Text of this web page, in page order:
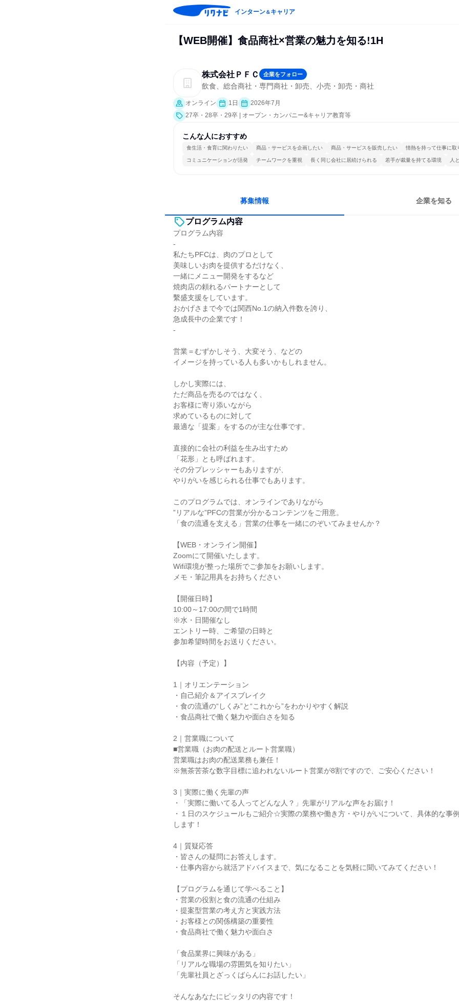
インターン＆キャリア
【WEB開催】食品商社×営業の魅力を知る!1H
株式会社ＰＦＣ 企業をフォロー
飲食、総合商社・専門商社・卸売、小売・卸売・商社
オンライン 1日
2026年7月
27卒・28卒・29卒 | オープン・カンパニー&キャリア教育等
こんな人におすすめ
食生活・食育に関わりたい 商品・サービスを企画したい 商品・サービスを販売したい 情熱を持って仕事に取
コミュニケーションが活発 チームワークを重視 長く同じ会社に居続けられる 若手が裁量を持てる環境 人
募集情報 企業を知る
プログラム内容
プログラム内容
-
私たちPFCは、肉のプロとして
美味しいお肉を提供するだけなく、
一緒にメニュー開発をするなど
焼肉店の頼れるパートナーとして
繫盛支援をしています。
おかげさまで今では関西No.1の納入件数を誇り、
急成長中の企業です！
-
営業＝むずかしそう、大変そう、などの
イメージを持っている人も多いかもしれません。
しかし実際には、
ただ商品を売るのではなく、
お客様に寄り添いながら
求めているものに対して
最適な「提案」をするのが主な仕事です。
直接的に会社の利益を生み出すため
「花形」とも呼ばれます。
その分プレッシャーもありますが、
やりがいを感じられる仕事でもあります。
このプログラムでは、オンラインでありながら
”リアルな”PFCの営業が分かるコンテンツをご用意。
「食の流通を支える」営業の仕事を一緒にのぞいてみませんか？
【WEB・オンライン開催】
Zoomにて開催いたします。
Wifi環境が整った場所でご参加をお願いします。
メモ・筆記用具をお持ちください
【開催日時】
10:00～17:00の間で1時間
※水・日開催なし
エントリー時、ご希望の日時と
参加希望時間をお送りください。
【内容（予定）】
1｜オリエンテーション
・自己紹介＆アイスブレイク
・食の流通の“しくみ”と“これから”をわかりやすく解説
・食品商社で働く魅力や面白さを知る
2｜営業職について
■営業職（お肉の配送とルート営業職）
営業職はお肉の配送業務も兼任！
※無茶苦茶な数字目標に追われないルート営業が8割ですので、ご安心ください！
3｜実際に働く先輩の声
・「実際に働いてる人ってどんな人？」先輩がリアルな声をお届け！
・１日のスケジュールもご紹介☆実際の業務や働き方・やりがいについて、具体的な事
します！
4｜質疑応答
・皆さんの疑問にお答えします。
・仕事内容から就活アドバイスまで、気になることを気軽に聞いてみてください！
【プログラムを通じて学べること】
・営業の役割と食の流通の仕組み
・提案型営業の考え方と実践方法
・お客様との関係構築の重要性
・食品商社で働く魅力や面白さ
「食品業界に興味がある」
「リアルな職場の雰囲気を知りたい」
「先輩社員とざっくばらんにお話したい」
そんなあなたにピッタリの内容です！